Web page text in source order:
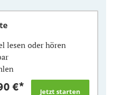
lesen oder hören
€*